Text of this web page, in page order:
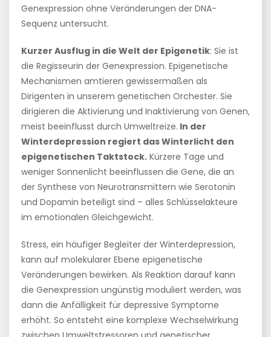
Genexpression ohne Veränderungen der DNA-
Sequenz untersucht.
Kurzer Ausflug in die Welt der Epigenetik: Sie ist
die Regisseurin der Genexpression. Epigenetische
Mechanismen amtieren gewissermaßen als
Dirigenten in unserem genetischen Orchester. Sie
dirigieren die Aktivierung und Inaktivierung von Genen,
meist beeinflusst durch Umweltreize. In der
Winterdepression regiert das Winterlicht den
epigenetischen Taktstock. Kürzere Tage und
weniger Sonnenlicht beeinflussen die Gene, die an
der Synthese von Neurotransmittern wie Serotonin
und Dopamin beteiligt sind – alles Schlüsselakteure
im emotionalen Gleichgewicht.
Stress, ein häufiger Begleiter der Winterdepression,
kann auf molekularer Ebene epigenetische
Veränderungen bewirken. Als Reaktion darauf kann
die Genexpression ungünstig moduliert werden, was
dann die Anfälligkeit für depressive Symptome
erhöht. So entsteht eine komplexe Wechselwirkung